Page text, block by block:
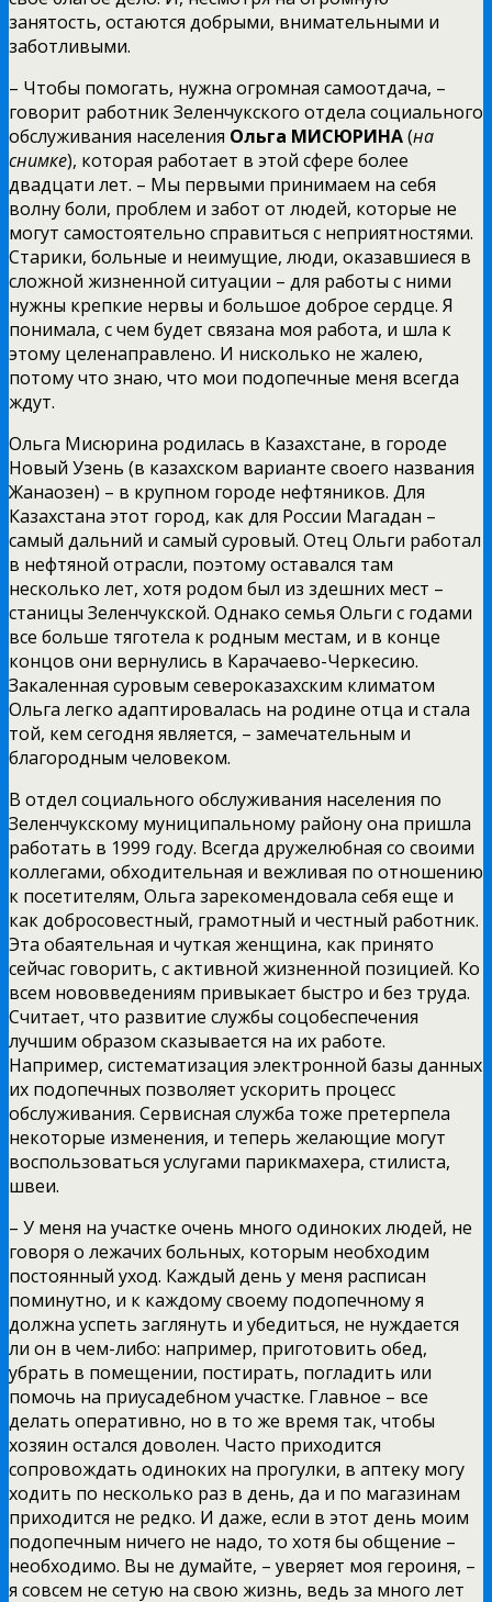
занятость, остаются добрыми, внимательными и
заботливыми.
– Чтобы помогать, нужна огромная самоотдача, –
говорит работник Зеленчукского отдела социального
обслуживания населения Ольга МИСЮРИНА(на
снимке), которая работает в этой сфере более
двадцати лет. – Мы первыми принимаем на себя
волну боли, проблем и забот от людей, которые не
могут самостоятельно справиться с неприятностями.
Старики, больные и неимущие, люди, оказавшиеся в
сложной жизненной ситуации – для работы с ними
нужны крепкие нервы и большое доброе сердце. Я
понимала, с чем будет связана моя работа, и шла к
этому целенаправлено. И нисколько не жалею,
потому что знаю, что мои подопечные меня всегда
ждут.
Ольга Мисюрина родилась в Казахстане, в городе
Новый Узень (в казахском варианте своего названия
Жанаозен) – в крупном городе нефтяников. Для
Казахстана этот город, как для России Магадан –
самый дальний и самый суровый. Отец Ольги работал
в нефтяной отрасли, поэтому оставался там
несколько лет, хотя родом был из здешних мест –
станицы Зеленчукской. Однако семья Ольги с годами
все больше тяготела к родным местам, и в конце
концов они вернулись в Карачаево-Черкесию.
Закаленная суровым североказахским климатом
Ольга легко адаптировалась на родине отца и стала
той, кем сегодня является, – замечательным и
благородным человеком.
В отдел социального обслуживания населения по
Зеленчукскому муниципальному району она пришла
работать в 1999 году. Всегда дружелюбная со своими
коллегами, обходительная и вежливая по отношению
к посетителям, Ольга зарекомендовала себя еще и
как добросовестный, грамотный и честный работник.
Эта обаятельная и чуткая женщина, как принято
сейчас говорить, с активной жизненной позицией. Ко
всем нововведениям привыкает быстро и без труда.
Считает, что развитие службы соцобеспечения
лучшим образом сказывается на их работе.
Например, систематизация электронной базы данных
их подопечных позволяет ускорить процесс
обслуживания. Сервисная служба тоже претерпела
некоторые изменения, и теперь желающие могут
воспользоваться услугами парикмахера, стилиста,
швеи.
– У меня на участке очень много одиноких людей, не
говоря о лежачих больных, которым необходим
постоянный уход. Каждый день у меня расписан
поминутно, и к каждому своему подопечному я
должна успеть заглянуть и убедиться, не нуждается
ли он в чем-либо: например, приготовить обед,
убрать в помещении, постирать, погладить или
помочь на приусадебном участке. Главное – все
делать оперативно, но в то же время так, чтобы
хозяин остался доволен. Часто приходится
сопровождать одиноких на прогулки, в аптеку могу
ходить по несколько раз в день, да и по магазинам
приходится не редко. И даже, если в этот день моим
подопечным ничего не надо, то хотя бы общение –
необходимо. Вы не думайте, – уверяет моя героиня, –
я совсем не сетую на свою жизнь, ведь за много лет